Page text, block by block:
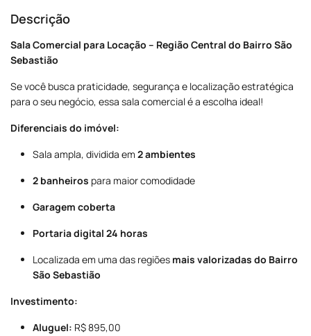
Descrição
Sala Comercial para Locação – Região Central do Bairro São
Sebastião
Se você busca praticidade, segurança e localização estratégica
para o seu negócio, essa sala comercial é a escolha ideal!
Diferenciais do imóvel:
Sala ampla, dividida em 2 ambientes
2 banheiros para maior comodidade
Garagem coberta
Portaria digital 24 horas
Localizada em uma das regiões mais valorizadas do Bairro
São Sebastião
Investimento:
Aluguel: R$ 895,00